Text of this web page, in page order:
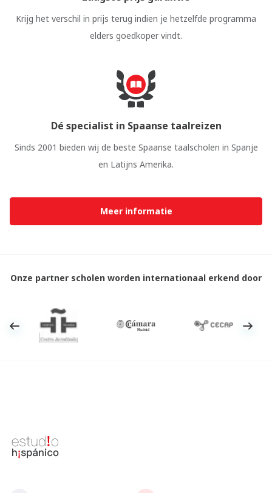
Krijg het verschil in prijs terug indien je hetzelfde programma
elders goedkoper vindt.
Dé specialist in Spaanse taalreizen
Sinds 2001 bieden wij de beste Spaanse taalscholen in Spanje
en Latijns Amerika.
Meer informatie
Onze partner scholen worden internationaal erkend door